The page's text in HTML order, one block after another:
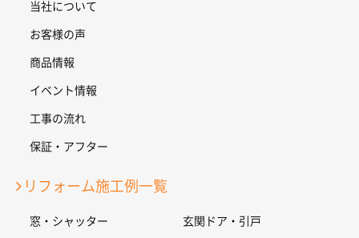
当社について
お客様の声
商品情報
イベント情報
工事の流れ
保証・アフター
リフォーム施工例一覧
窓・シャッター 玄関ドア・引戸